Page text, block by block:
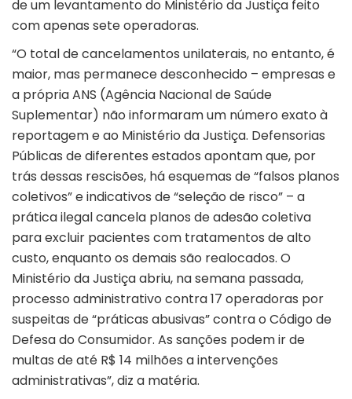
de um levantamento do Ministério da Justiça feito
com apenas sete operadoras.
“O total de cancelamentos unilaterais, no entanto, é
maior, mas permanece desconhecido – empresas e
a própria ANS (Agência Nacional de Saúde
Suplementar) não informaram um número exato à
reportagem e ao Ministério da Justiça. Defensorias
Públicas de diferentes estados apontam que, por
trás dessas rescisões, há esquemas de “falsos planos
coletivos” e indicativos de “seleção de risco” – a
prática ilegal cancela planos de adesão coletiva
para excluir pacientes com tratamentos de alto
custo, enquanto os demais são realocados. O
Ministério da Justiça abriu, na semana passada,
processo administrativo contra 17 operadoras por
suspeitas de “práticas abusivas” contra o Código de
Defesa do Consumidor. As sanções podem ir de
multas de até R$ 14 milhões a intervenções
administrativas”, diz a matéria.